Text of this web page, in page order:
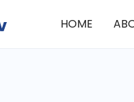
HOME